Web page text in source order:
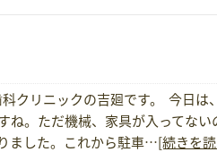
クリニックの吉廻です。 今日は
ね。ただ機械、家具が入ってない
ました。これから駐車…[続きを